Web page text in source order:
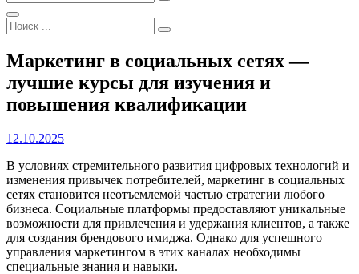
Поиск
Найти:
Наложение
сайта
Маркетинг в социальных сетях —
лучшие курсы для изучения и
повышения квалификации
Автор:
Владимир
12.10.2025
В условиях стремительного развития цифровых технологий и
изменения привычек потребителей, маркетинг в социальных
сетях становится неотъемлемой частью стратегии любого
бизнеса. Социальные платформы предоставляют уникальные
возможности для привлечения и удержания клиентов, а также
для создания брендового имиджа. Однако для успешного
управления маркетингом в этих каналах необходимы
специальные знания и навыки.